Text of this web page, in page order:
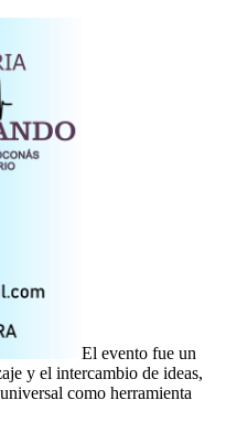
El evento fue un
y el intercambio de ideas,
como herramienta